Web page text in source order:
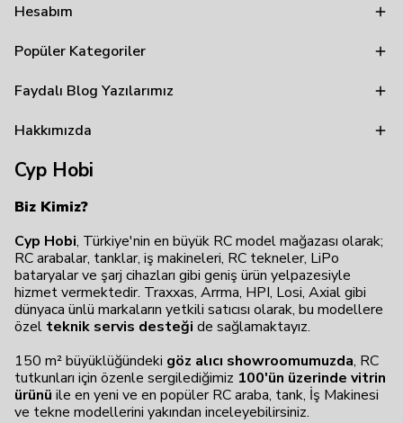
Hesabım
Popüler Kategoriler
Faydalı Blog Yazılarımız
Hakkımızda
Cyp Hobi
Biz Kimiz?
Cyp Hobi, Türkiye'nin en büyük RC model mağazası olarak;
RC arabalar, tanklar, iş makineleri, RC tekneler, LiPo
bataryalar ve şarj cihazları gibi geniş ürün yelpazesiyle
hizmet vermektedir. Traxxas, Arrma, HPI, Losi, Axial gibi
dünyaca ünlü markaların yetkili satıcısı olarak, bu modellere
özel teknik servis desteği de sağlamaktayız.
150 m² büyüklüğündeki göz alıcı showroomumuzda, RC
tutkunları için özenle sergilediğimiz 100'ün üzerinde vitrin
ürünü ile en yeni ve en popüler RC araba, tank, İş Makinesi
ve tekne modellerini yakından inceleyebilirsiniz.